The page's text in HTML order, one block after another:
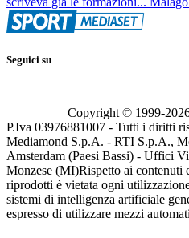
Seguici su
Copyright © 1999-
P.Iva 03976881007 - Tutti i diritti
Mediamond S.p.A. - RTI S.p.A.,
Amsterdam (Paesi Bassi) - Uffici
Monzese (MI)Rispetto ai contenuti
riprodotti è vietata ogni
sistemi di intelligenza artificiale
espresso di utilizzare mezzi